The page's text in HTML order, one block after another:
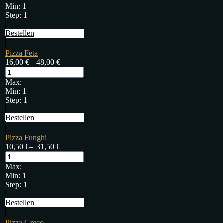
Min: 1
Step: 1
Bestellen
Pizza Feta
16,00 €– 48,00 €
Max:
Min: 1
Step: 1
Bestellen
Pizza Funghi
10,50 €– 31,50 €
Max:
Min: 1
Step: 1
Bestellen